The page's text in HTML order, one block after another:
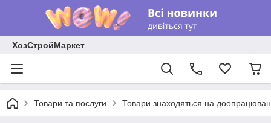
ХозСтройМаркет
Товари та послуги Товари знаходяться на